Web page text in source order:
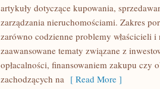
artykuły dotyczące kupowania,
zarządzania nieruchomościami. Zakres
zarówno codzienne problemy właścicieli
zaawansowane tematy związane z
opłacalności, finansowaniem zakupu czy
zachodzących na [ Read More ]